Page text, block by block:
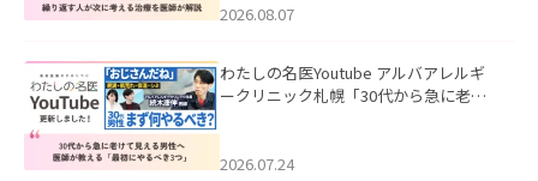
ました。
2026.08.07
わたしの名医Youtube アルバアレルギ
ークリニック札幌「30代から急に老け
た。
2026.07.24